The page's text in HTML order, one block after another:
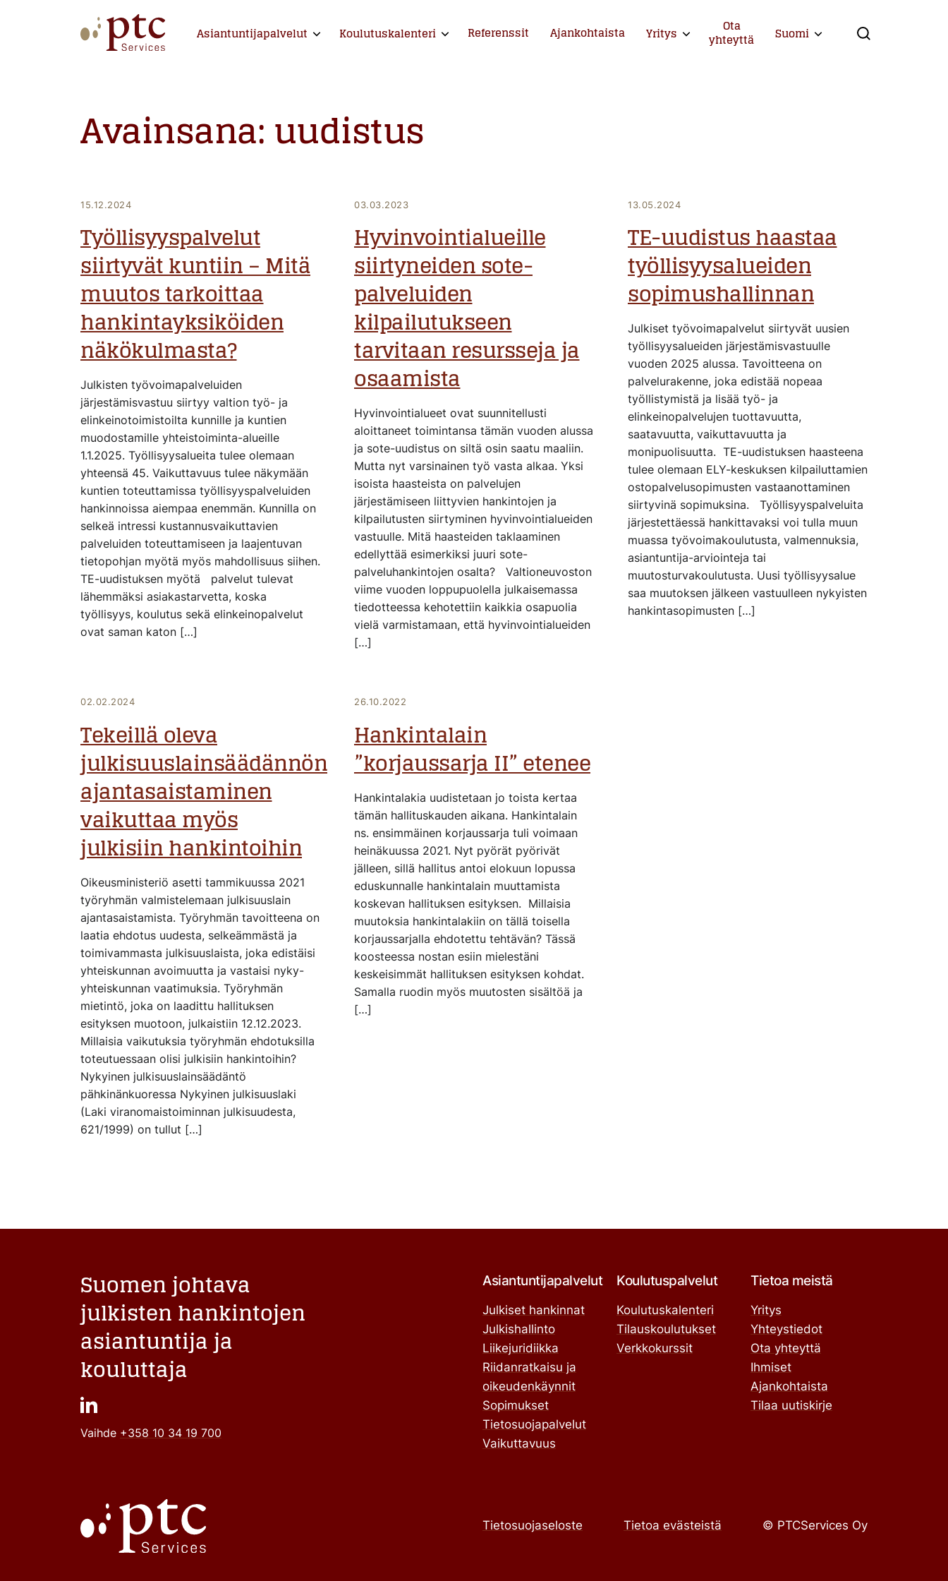
Asiantuntijapalvelut Expand child menu
Koulutuskalenteri Expand child menu
Referenssit Ajankohtaista Yritys Expand child menu
Ota
yhteyttä Suomi Expand child menu
Avainsana:uudistus
15.12.2024
Työllisyyspalvelut
siirtyvät kuntiin – Mitä
muutos tarkoittaa
hankintayksiköiden
näkökulmasta?
Julkisten työvoimapalveluiden
järjestämisvastuu siirtyy valtion työ- ja
elinkeinotoimistoilta kunnille ja kuntien
muodostamille yhteistoiminta-alueille
1.1.2025. Työllisyysalueita tulee olemaan
yhteensä 45. Vaikuttavuus tulee näkymään
kuntien toteuttamissa työllisyyspalveluiden
hankinnoissa aiempaa enemmän. Kunnilla on
selkeä intressi kustannusvaikuttavien
palveluiden toteuttamiseen ja laajentuvan
tietopohjan myötä myös mahdollisuus siihen.
TE-uudistuksen myötä palvelut tulevat
lähemmäksi asiakastarvetta, koska
työllisyys, koulutus sekä elinkeinopalvelut
ovat saman katon […]
03.03.2023
Hyvinvointialueille
siirtyneiden sote-
palveluiden
kilpailutukseen
tarvitaan resursseja ja
osaamista
Hyvinvointialueet ovat suunnitellusti
aloittaneet toimintansa tämän vuoden alussa
ja sote-uudistus on siltä osin saatu maaliin.
Mutta nyt varsinainen työ vasta alkaa. Yksi
isoista haasteista on palvelujen
järjestämiseen liittyvien hankintojen ja
kilpailutusten siirtyminen hyvinvointialueiden
vastuulle. Mitä haasteiden taklaaminen
edellyttää esimerkiksi juuri sote-
palveluhankintojen osalta? Valtioneuvoston
viime vuoden loppupuolella julkaisemassa
tiedotteessa kehotettiin kaikkia osapuolia
vielä varmistamaan, että hyvinvointialueiden
[…]
13.05.2024
TE-uudistus haastaa
työllisyysalueiden
sopimushallinnan
Julkiset työvoimapalvelut siirtyvät uusien
työllisyysalueiden järjestämisvastuulle
vuoden 2025 alussa. Tavoitteena on
palvelurakenne, joka edistää nopeaa
työllistymistä ja lisää työ- ja
elinkeinopalvelujen tuottavuutta,
saatavuutta, vaikuttavuutta ja
monipuolisuutta. TE-uudistuksen haasteena
tulee olemaan ELY-keskuksen kilpailuttamien
ostopalvelusopimusten vastaanottaminen
siirtyvinä sopimuksina. Työllisyyspalveluita
järjestettäessä hankittavaksi voi tulla muun
muassa työvoimakoulutusta, valmennuksia,
asiantuntija-arviointeja tai
muutosturvakoulutusta. Uusi työllisyysalue
saa muutoksen jälkeen vastuulleen nykyisten
hankintasopimusten […]
02.02.2024
Tekeillä oleva
julkisuuslainsäädännön
ajantasaistaminen
vaikuttaa myös
julkisiin hankintoihin
Oikeusministeriö asetti tammikuussa 2021
työryhmän valmistelemaan julkisuuslain
ajantasaistamista. Työryhmän tavoitteena on
laatia ehdotus uudesta, selkeämmästä ja
toimivammasta julkisuuslaista, joka edistäisi
yhteiskunnan avoimuutta ja vastaisi nyky-
yhteiskunnan vaatimuksia. Työryhmän
mietintö, joka on laadittu hallituksen
esityksen muotoon, julkaistiin 12.12.2023.
Millaisia vaikutuksia työryhmän ehdotuksilla
toteutuessaan olisi julkisiin hankintoihin?
Nykyinen julkisuuslainsäädäntö
pähkinänkuoressa Nykyinen julkisuuslaki
(Laki viranomaistoiminnan julkisuudesta,
621/1999) on tullut […]
26.10.2022
Hankintalain
”korjaussarja II” etenee
Hankintalakia uudistetaan jo toista kertaa
tämän hallituskauden aikana. Hankintalain
ns. ensimmäinen korjaussarja tuli voimaan
heinäkuussa 2021. Nyt pyörät pyörivät
jälleen, sillä hallitus antoi elokuun lopussa
eduskunnalle hankintalain muuttamista
koskevan hallituksen esityksen. Millaisia
muutoksia hankintalakiin on tällä toisella
korjaussarjalla ehdotettu tehtävän? Tässä
koosteessa nostan esiin mielestäni
keskeisimmät hallituksen esityksen kohdat.
Samalla ruodin myös muutosten sisältöä ja
[…]
Suomen johtava
julkisten hankintojen
asiantuntija ja
kouluttaja
Vaihde +358 10 34 19 700
Asiantuntijapalvelut
Julkiset hankinnat
Julkishallinto
Liikejuridiikka
Riidanratkaisu ja
oikeudenkäynnit
Sopimukset
Tietosuojapalvelut
Vaikuttavuus
Koulutuspalvelut
Koulutuskalenteri
Tilauskoulutukset
Verkkokurssit
Tietoa meistä
Yritys
Yhteystiedot
Ota yhteyttä
Ihmiset
Ajankohtaista
Tilaa uutiskirje
Tietosuojaseloste Tietoa evästeistä © PTCServices Oy